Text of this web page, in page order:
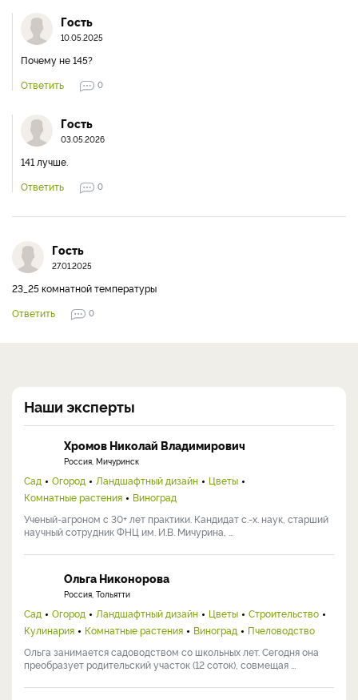
Гость
10.05.2025
Почему не 145?
Ответить
0
Гость
03.05.2026
141 лучше.
Ответить
0
Гость
27.01.2025
23_25 комнатной температуры
Ответить
0
Наши эксперты
Хромов Николай Владимирович
Россия, Мичуринск
Сад Огород Ландшафтный дизайн
Цветы
Комнатные растения
Виноград
Ученый-агроном с 30+ лет практики. Кандидат с.-х. наук, старший
научный сотрудник ФНЦ им. И.В. Мичурина, ...
Ольга Никонорова
Россия, Тольятти
Сад Огород Ландшафтный дизайн Цветы
Строительство
Кулинария
Комнатные растения Виноград
Пчеловодство
Ольга занимается садоводством со школьных лет. Сегодня она
преобразует родительский участок (12 соток), совмещая ...